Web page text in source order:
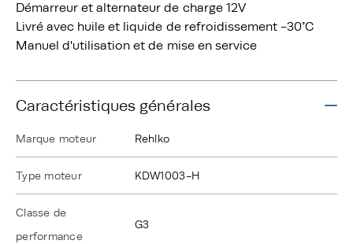
Démarreur et alternateur de charge 12V
Livré avec huile et liquide de refroidissement -30°C
Manuel d'utilisation et de mise en service
Caractéristiques générales
Marque moteur Rehlko
Type moteur KDW1003-H
Classe de
performance
G3